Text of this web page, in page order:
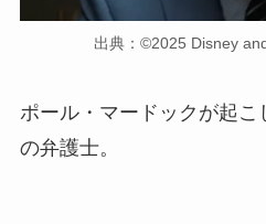
出典：©2025 Disney
ポール・マードックが起
の弁護士。